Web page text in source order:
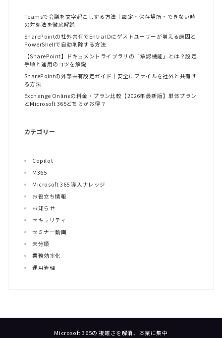
Teamsで会議を文字起こしする方法｜設定・保存場所・できない時
の対処法を徹底解説
SharePointの社外共有でEntra IDにゲストユーザーが増える原因と
PowerShellで自動削除する方法
【SharePoint】ドキュメントライブラリの「承認機能」とは？設定
手順と運用のコツを解説
SharePointの外部共有設定ガイド｜安全にファイルを社外と共有す
る方法
Exchange Onlineの料金・プラン比較【2026年最新版】単体プラン
とMicrosoft 365どちらがお得？
カテゴリー
Copilot
M365
Microsoft 365 導入ナレッジ
お役立ち情報
お知らせ
セキュリティ
セミナー動画
未分類
業務効率化
運用管理
Microsoft 365の 複雑さを解消、本業に集中